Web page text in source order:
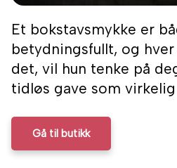
Et bokstavsmykke er
betydningsfullt, og
det, vil hun tenke på
tidløs gave som
Gå til butikk